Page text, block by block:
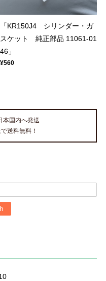
「KR150J4 シリンダー・ガ
スケット 純正部品 11061-01
46」
¥560
国内へ発送
送料無料！